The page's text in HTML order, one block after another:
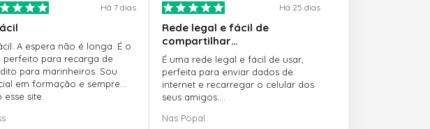
Há 7 dias
A espera não é longa. É o
perfeito para recarga de
para marinheiros. Sou
em formação e sempre
esse site.
Há 25 dias
Rede legal e fácil de
compartilhar…
É uma rede legal e fácil de usar,
perfeita para enviar dados de
internet e recarregar o celular dos
seus amigos.
O atendimento ao cliente é incrível.
Nas Popal